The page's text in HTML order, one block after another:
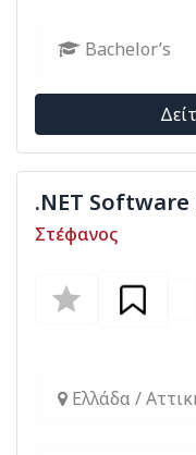
Bachelor’s
.NET
Στέφανος
Ελλάδα /